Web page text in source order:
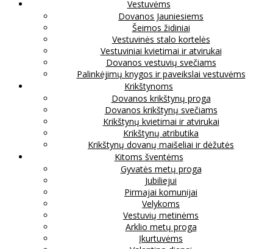
Vestuvėms
Dovanos Jauniesiems
Šeimos židiniai
Vestuvinės stalo kortelės
Vestuviniai kvietimai ir atvirukai
Dovanos vestuvių svečiams
Palinkėjimų knygos ir paveikslai vestuvėms
Krikštynoms
Dovanos krikštynų proga
Dovanos krikštynų svečiams
Krikštynų kvietimai ir atvirukai
Krikštynų atributika
Krikštynų dovanų maišeliai ir dėžutės
Kitoms šventėms
Gyvatės metų proga
Jubiliejui
Pirmajai komunijai
Velykoms
Vestuvių metinėms
Arklio metų proga
Įkurtuvėms